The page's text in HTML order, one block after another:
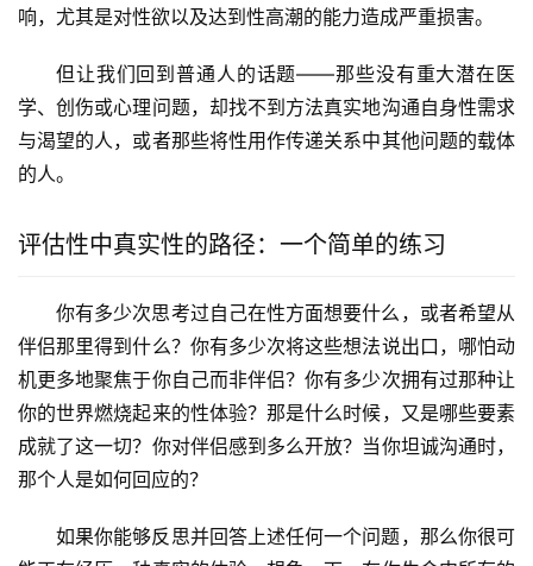
响，尤其是对性欲以及达到性高潮的能力造成严重损害。
但让我们回到普通人的话题——那些没有重大潜在医
学、创伤或心理问题，却找不到方法真实地沟通自身性需求
与渴望的人，或者那些将性用作传递关系中其他问题的载体
的人。
评估性中真实性的路径：一个简单的练习
你有多少次思考过自己在性方面想要什么，或者希望从
伴侣那里得到什么？你有多少次将这些想法说出口，哪怕动
机更多地聚焦于你自己而非伴侣？你有多少次拥有过那种让
你的世界燃烧起来的性体验？那是什么时候，又是哪些要素
成就了这一切？你对伴侣感到多么开放？当你坦诚沟通时，
那个人是如何回应的？
如果你能够反思并回答上述任何一个问题，那么你很可